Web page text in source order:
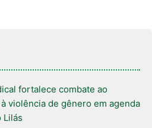
fortalece combate ao
violência de gênero em agenda
Lilás